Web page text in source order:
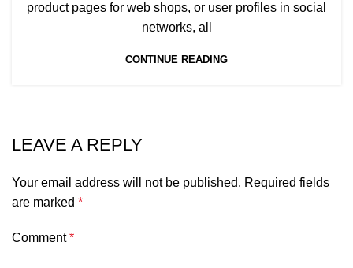
product pages for web shops, or user profiles in social
networks, all
CONTINUE READING
LEAVE A REPLY
Your email address will not be published. Required fields
are marked *
Comment*